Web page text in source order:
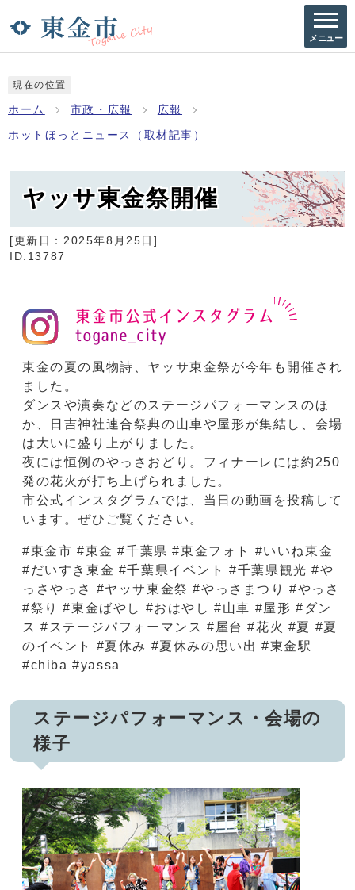
メニュー
現在の位置
ホーム 市政・広報 広報
ホットほっとニュース（取材記事）
ヤッサ東金祭開催
[更新日： 2025年8月25日 ]
ID:13787
東金の夏の風物詩、ヤッサ東金祭が今年も開催され
ました。
ダンスや演奏などのステージパフォーマンスのほ
か、日吉神社連合祭典の山車や屋形が集結し、会場
は大いに盛り上がりました。
夜には恒例のやっさおどり。フィナーレには約250
発の花火が打ち上げられました。
市公式インスタグラムでは、当日の動画を投稿して
います。ぜひご覧ください。
#東金市 #東金 #千葉県 #東金フォト #いいね東金
#だいすき東金 #千葉県イベント #千葉県観光 #や
っさやっさ #ヤッサ東金祭 #やっさまつり #やっさ
#祭り #東金ばやし #おはやし #山車 #屋形 #ダン
ス #ステージパフォーマンス #屋台 #花火 #夏 #夏
のイベント #夏休み #夏休みの思い出 #東金駅
#chiba #yassa
ステージパフォーマンス・会場の
様子